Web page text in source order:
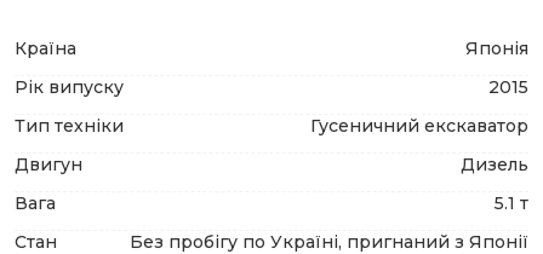
Країна
Японія
Рік випуску
2015
Тип техніки
Гусеничний екскаватор
Двигун
Дизель
Вага
5.1 т
Стан
Без пробігу по Україні, пригнаний з Японії